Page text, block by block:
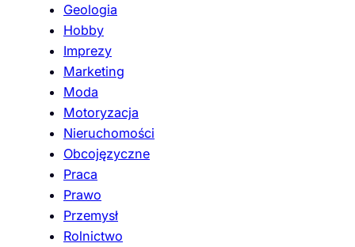
Geologia
Hobby
Imprezy
Marketing
Moda
Motoryzacja
Nieruchomości
Obcojęzyczne
Praca
Prawo
Przemysł
Rolnictwo